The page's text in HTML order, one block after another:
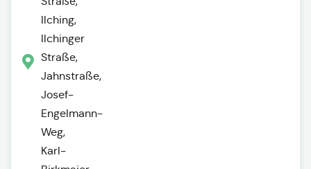
Ilching,
Ilchinger
Straße,
Jahnstraße,
Josef-
Engelmann-
Weg,
Karl-